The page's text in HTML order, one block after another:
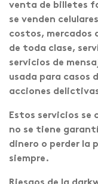
venta de billetes
se venden
costos, mercados
de toda clase,
servicios de
usada para casos
acciones
Estos servicios
no se tiene
dinero o perder la
siempre.